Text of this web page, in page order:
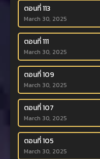
ตอนที่ 113
March 30, 2025
ตอนที่ 111
March 30, 2025
ตอนที่ 109
March 30, 2025
ตอนที่ 107
March 30, 2025
ตอนที่ 105
March 30, 2025